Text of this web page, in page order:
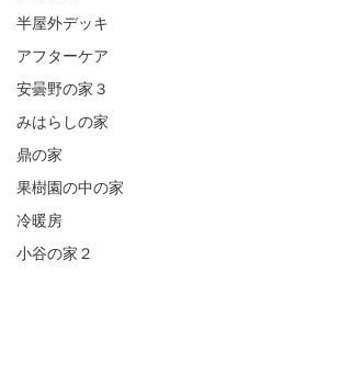
半屋外デッキ
アフターケア
安曇野の家３
みはらしの家
鼎の家
果樹園の中の家
冷暖房
小谷の家２